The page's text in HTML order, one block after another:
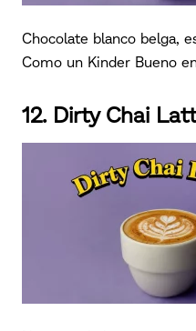
Chocolate blanco belga,
Como un Kinder Bueno
12. Dirty Chai